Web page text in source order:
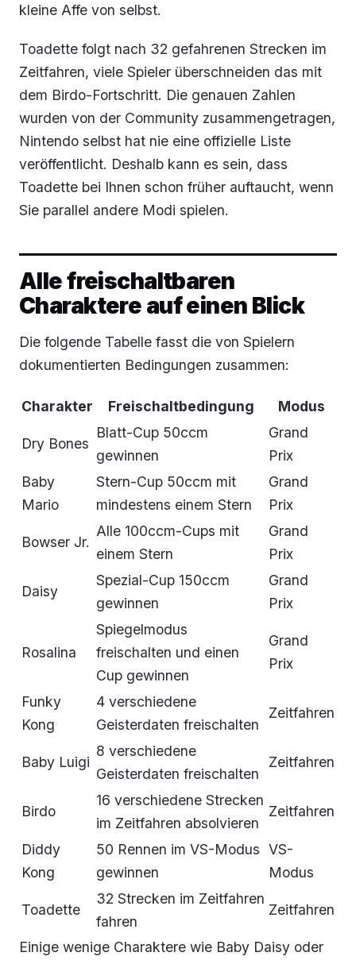
kleine Affe von selbst.
Toadette folgt nach 32 gefahrenen Strecken im
Zeitfahren, viele Spieler überschneiden das mit
dem Birdo-Fortschritt. Die genauen Zahlen
wurden von der Community zusammengetragen,
Nintendo selbst hat nie eine offizielle Liste
veröffentlicht. Deshalb kann es sein, dass
Toadette bei Ihnen schon früher auftaucht, wenn
Sie parallel andere Modi spielen.
Alle freischaltbaren
Charaktere auf einen Blick
Die folgende Tabelle fasst die von Spielern
dokumentierten Bedingungen zusammen:
Charakter Freischaltbedingung Modus
Dry Bones
Blatt-Cup 50ccm
gewinnen
Grand
Prix
Baby
Mario
Stern-Cup 50ccm mit
mindestens einem Stern
Grand
Prix
Bowser Jr.
Alle 100ccm-Cups mit
einem Stern
Grand
Prix
Daisy
Spezial-Cup 150ccm
gewinnen
Grand
Prix
Rosalina
Spiegelmodus
freischalten und einen
Cup gewinnen
Grand
Prix
Funky
Kong
4 verschiedene
Geisterdaten freischalten
Zeitfahren
Baby Luigi
8 verschiedene
Geisterdaten freischalten
Zeitfahren
Birdo
16 verschiedene Strecken
im Zeitfahren absolvieren
Zeitfahren
Diddy
Kong
50 Rennen im VS-Modus
gewinnen
VS-
Modus
Toadette
32 Strecken im Zeitfahren
fahren
Zeitfahren
Einige wenige Charaktere wie Baby Daisy oder